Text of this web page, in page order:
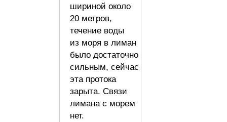
шириной около
20 метров,
течение воды
из моря в лиман
было достаточно
сильным, сейчас
эта протока
зарыта. Связи
лимана с морем
нет.